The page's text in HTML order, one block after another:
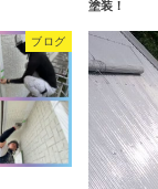
塗装！
ブログ